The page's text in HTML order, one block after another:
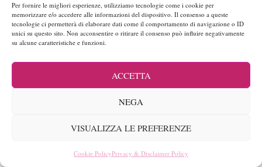
Per fornire le migliori esperienze, utilizziamo tecnologie come i cookie per
memorizzare e/o accedere alle informazioni del dispositivo. Il consenso a queste
tecnologie ci permetterà di elaborare dati come il comportamento di navigazione o ID
unici su questo sito. Non acconsentire o ritirare il consenso può influire negativamente
su alcune caratteristiche e funzioni.
ACCETTA
NEGA
VISUALIZZA LE PREFERENZE
Cookie PolicyPrivacy & Disclaimer Policy
Andare in pellegrinaggio nel lager dove si suonava il jazz